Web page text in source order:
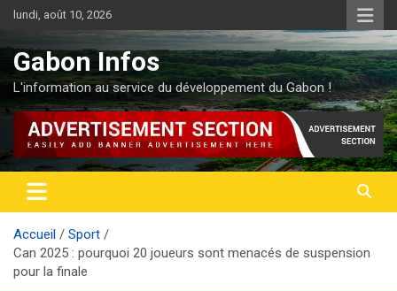
Aller
contenu
lundi, août 10, 2026
Gabon Infos
L'information au service du développement du Gabon !
Accueil
Sport
Can 2025 : pourquoi 20 joueurs sont menacés de suspension
pour la finale